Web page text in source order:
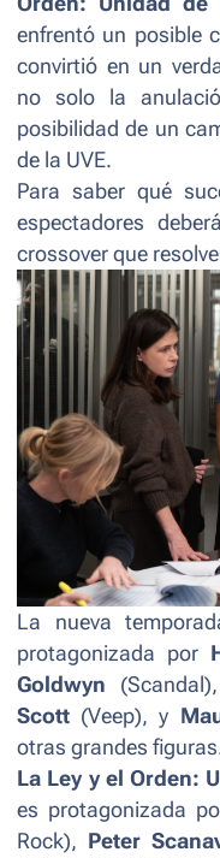
enfrentó un posible
convirtió en un
no solo la
posibilidad de un
de la UVE.
Para saber qué
espectadores
crossover que
La nueva
protagonizada por
Goldwyn (Scandal),
Scott (Veep), y
otras grandes
La Ley y el Orden:
es protagonizada
Rock), Peter